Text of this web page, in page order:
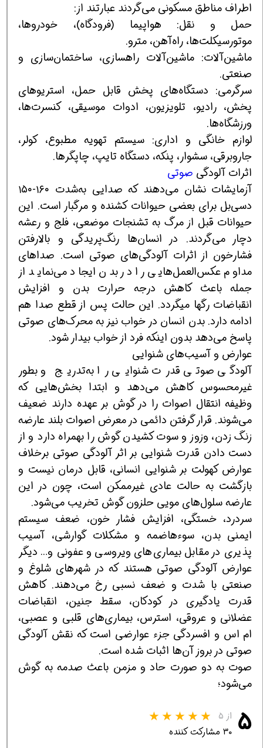
اطراف مناطق مسکونی می‌گردند عبارتند از:
حمل و نقل: هواپیما (فرودگاه)، خودروها،
موتورسیکلت‌ها، راه‌آهن، مترو.
ماشین‌آلات: ماشین‌آلات راهسازی، ساختمان‌سازی و
صنعتی.
سرگرمی: دستگاه‌های پخش قابل حمل، استریوهای
پخش، رادیو، تلویزیون، ادوات موسیقی، کنسرت‌ها،
ورزشگاه‌ها.
لوازم خانگی و اداری: سیستم تهویه مطبوع، کولر،
جاروبرقی، سشوار، پنکه، دستگاه تایپ، چاپگرها.
اثرات آلودگی صوتی
آزمایشات نشان می‌دهند که صدایی به‌شدت ۱۶۰-۱۵۰
دسی‌بل برای بعضی حیوانات کشنده و مرگبار است. این
حیوانات قبل از مرگ به تشنجات موضعی، فلج و رعشه
دچار می‌گردند. در انسان‌ها رنگ‌پریدگی و بالارفتن
فشارخون از اثرات آلودگی‌های صوتی است. صدا‌های
مداوم عکس‌العمل‌هایی را در بدن ایجاد می‌نماید از
جمله باعث کاهش درجه حرارت بدن و افزایش
انقباضات رگها میگردد. این حالت پس از قطع صدا هم
ادامه دارد. بدن انسان در خواب نیز به محرک‌های صوتی
پاسخ می‌دهد بدون اینکه فرد از خواب بیدار شود.
عوارض و آسیب‌های شنوایی
آلودگی صوتی قدرت شنوایی را به‌تدریج و بطور
غیرمحسوس کاهش می‌دهد و ابتدا بخش‌هایی که
وظیفه انتقال اصوات را در گوش بر عهده دارند ضعیف
می‌شوند. قرار گرفتن دائمی در معرض اصوات بلند عارضه
زنگ زدن، وزوز و سوت کشیدن گوش را بهمراه دارد و از
دست دادن قدرت شنوایی بر اثر آلودگی صوتی برخلاف
عوارض کهولت بر شنوایی انسانی، قابل درمان نیست و
بازگشت به حالت عادی غیرممکن است، چون در این
عارضه سلول‌های مویی حلزون گوش تخریب می‌شود.
سردرد، خستگی، افزایش فشار خون، ضعف سیستم
ایمنی بدن، سوءهاضمه و مشکلات گوارشی، آسیب‌
پذیری در مقابل بیماری‌های ویروسی و عفونی و… دیگر
عوارض آلودگی صوتی هستند که در شهرهای شلوغ و
صنعتی با شدت و ضعف نسبی رخ می‌دهند. کاهش
قدرت یادگیری در کودکان، سقط جنین، انقباضات
عضلانی و عروقی، استرس، بیماری‌های قلبی و عصبی،
ام اس و افسردگی جزء عوارضی است که نقش آلودگی
صوتی در بروز آن‌ها اثبات شده است.
صوت به دو صورت حاد و مزمن باعث صدمه به گوش
می‌شود؛
۵ از ۵
۳۰ مشارکت کننده